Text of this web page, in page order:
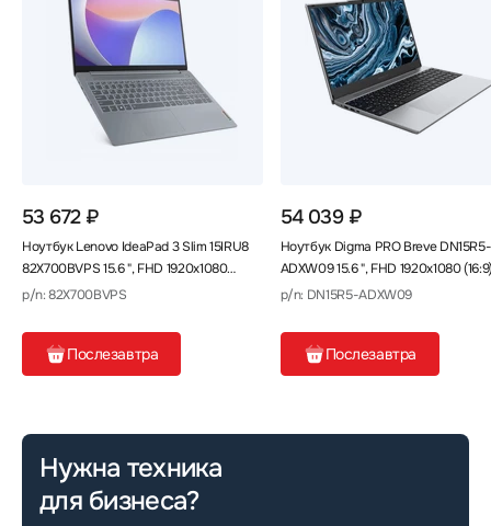
53 672 ₽
Ноутбук Lenovo IdeaPad 3 Slim 15IRU8
82X700BVPS 15.6 ", FHD 1920x1080
(16:9), Core i3, 8 Гб
p/n: 82X700BVPS
Послезавтра
54 039 ₽
Ноутбук Digma PRO Breve DN15R5-
ADXW09 15.6 ", FHD 1920x1080
Ryzen 5, 16 Гб
p/n: DN15R5-ADXW09
Послезавтра
Нужна техника
для бизнеса?